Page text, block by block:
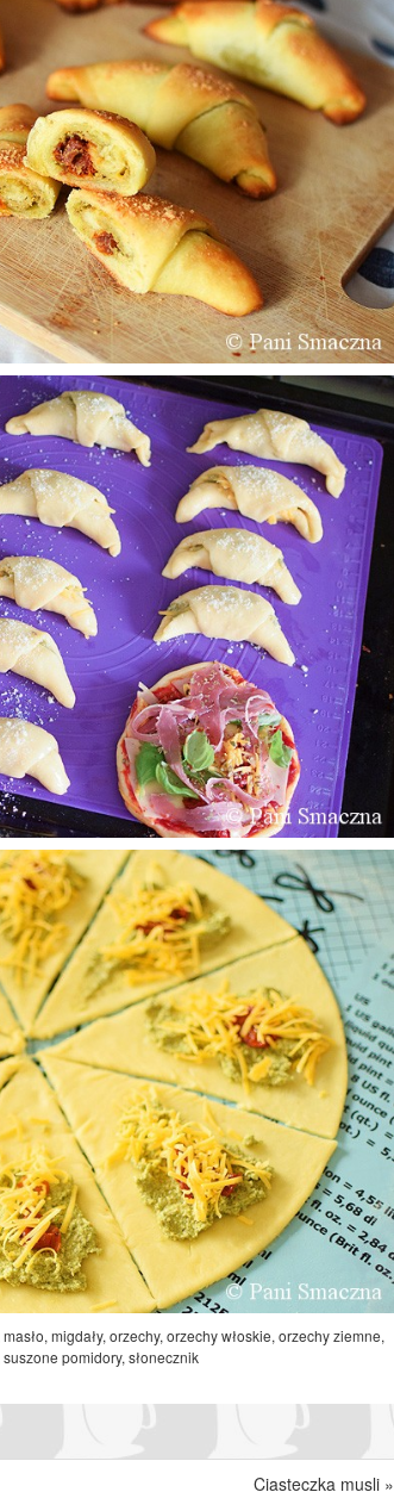
masło, migdały, orzechy, orzechy włoskie, orzechy ziemne,
suszone pomidory, słonecznik
Ciasteczka musli»